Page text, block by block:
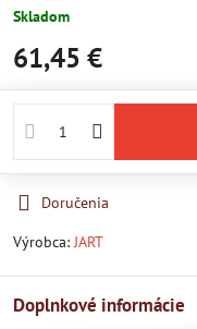
Skladom
61,45 €
Doručenia
Výrobca:JART
Doplnkové informácie